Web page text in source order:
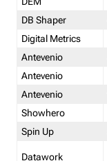
DB Shaper
Digital Metrics
Antevenio
Antevenio
Antevenio
Showhero
Spin Up
Datawork